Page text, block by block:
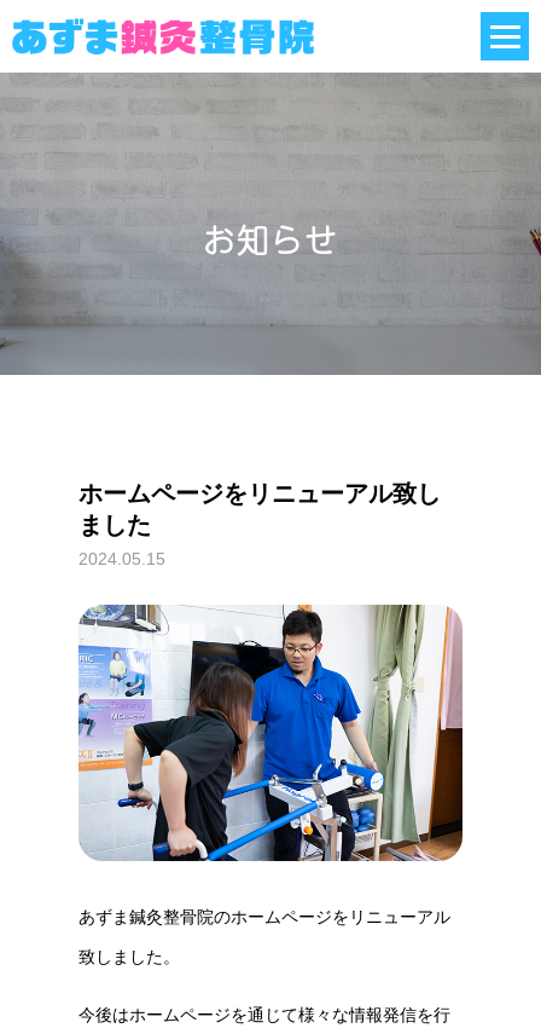
お知らせ
ホームページをリニューアル致し
ました
2024.05.15
あずま鍼灸整骨院のホームページをリニューアル
致しました。
今後はホームページを通じて様々な情報発信を行